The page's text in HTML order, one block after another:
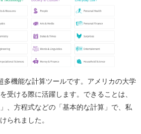
多機能な計算ツールです。アメリカの大学
受ける際に活躍します。できることは、
、方程式などの「基本的な計算」で、私
られました。